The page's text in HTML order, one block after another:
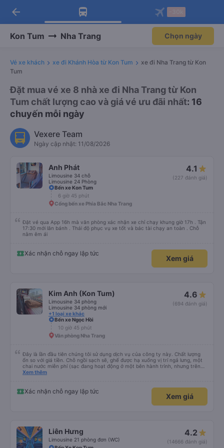
Tải app Vexere ngay!
Nhận ưu đãi thành viên độc
Mở app
Tải app Vexere
-30k/ghế khi đặt vé máy bay qua
Mở app
arrow_back
Kon Tum Nha Trang Chọn ngày
Vé xe khách xe đi Khánh Hòa từ Kon Tum
xe đi Nha Trang từ Kon
Tum
Đặt mua vé xe 8 nhà xe đi Nha Trang từ Kon
Tum chất lượng cao và giá vé ưu đãi nhất: 16
chuyến mỗi ngày
Vexere Team
Ngày cập nhật: 11/08/2026
Anh Phát
Limousine 34 chỗ
Limousine 24 Phòng
4.1
(227 đánh giá)
Bến xe Kon Tum
6 giờ 45 phút
Cổng bến xe Phía Bắc Nha Trang
Đặt vé qua App 16h mà văn phòng xác nhận xe chỉ chạy khung giờ 17h . Tận
17:30 mới lăn bánh . Thái độ phục vụ xe tốt và bác tài chạy an toàn . Chỗ
nằm êm ái
Xác nhận chỗ ngay lập tức
Xem giá
Kim Anh (Kon Tum)
Limousine 34 phòng
Limousine 34 phòng mới
+1 loại xe khác
4.6
(694 đánh giá)
Bến xe Ngọc Hồi
10 giờ 45 phút
Văn phòng Nha Trang
Đây là lần đầu tiên chúng tôi sử dụng dịch vụ của công ty này. Chất lượng
ổn so với giá tiền. Chỗ ngồi sạch sẽ, ghế được hạ xuống vị trí ngả lưng, một
chai nước miễn phí (sạc đang hoạt động ở một bên hành trình, nhưng trên
cùng xe đi chiều ngược lại có thể đã bị tắt.). Ở một hướng, xe buýt bị trễ một
mua vé trước qua Vexere và thanh toán tại Winmart. Rất thoải mái. (Chúng
tôi chạy xe dọc tuyến Nha Trang - Ngọc Hồi rồi về cùng ngày)
Xem thêm
Xác nhận chỗ ngay lập tức
Xem giá
Liên Hưng
Limousine 21 phòng đơn (WC)
4.2
(14666 đánh giá)